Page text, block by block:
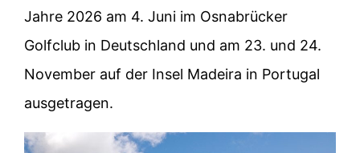
Jahre 2026 am 4. Juni im Osnabrücker
Golfclub in Deutschland und am 23. und 24.
November auf der Insel Madeira in Portugal
ausgetragen.